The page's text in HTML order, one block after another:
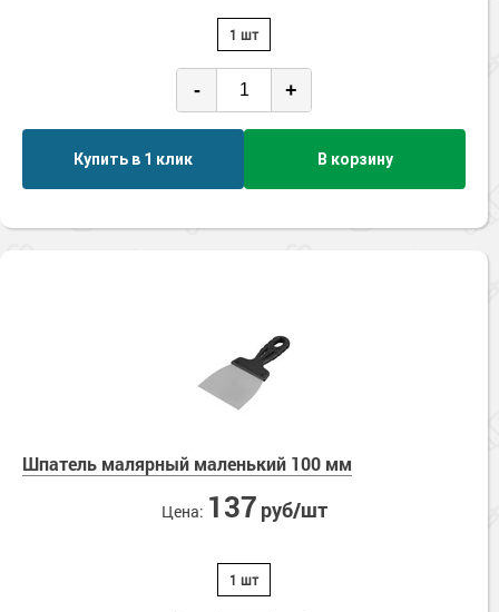
1 шт
- +
Купить в 1 клик В корзину
Шпатель малярный маленький 100 мм
Цена: 137 руб/шт
1 шт